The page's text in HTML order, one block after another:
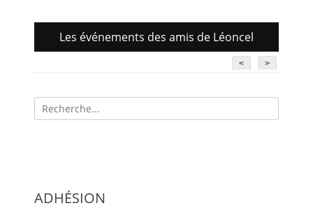
Les événements des amis de Léoncel
< >
Recherche
pour:
ADHÉSION